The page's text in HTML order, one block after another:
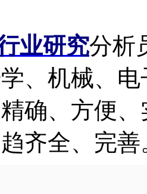
业研究分析
、机械、
确、方便
齐全、完善